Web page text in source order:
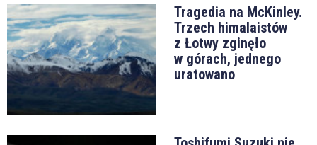
Tragedia na McKinley.
Trzech himalaistów
z Łotwy zginęło
w górach, jednego
uratowano